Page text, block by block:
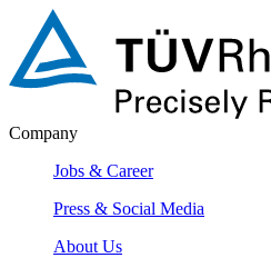
Company
Jobs & Career
Press & Social Media
About Us